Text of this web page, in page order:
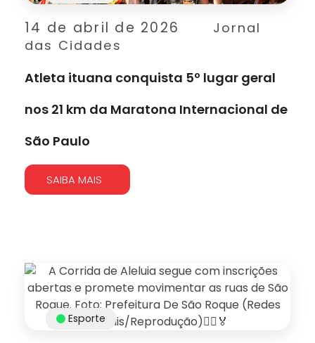
14 de abril de 2026
Jornal
das Cidades
Atleta ituana conquista 5º lugar geral
nos 21 km da Maratona Internacional de
São Paulo
SAIBA MAIS
Esporte